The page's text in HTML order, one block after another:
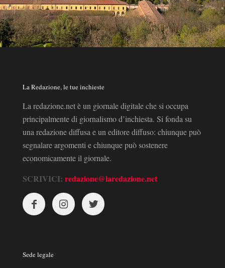
La Redazione, le tue inchieste
La redazione.net è un giornale digitale che si occupa
principalmente di giornalismo d’inchiesta. Si fonda su
una redazione diffusa e un editore diffuso: chiunque può
segnalare argomenti e chiunque può sostenere
economicamente il giornale.
SCRIVICI: redazione@laredazione.net
Sede legale